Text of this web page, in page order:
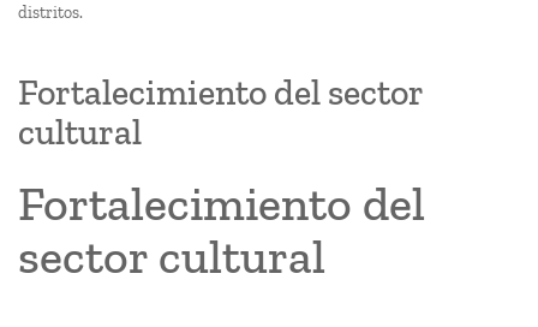
distritos.
Fortalecimiento del sector
cultural
Fortalecimiento del
sector cultural